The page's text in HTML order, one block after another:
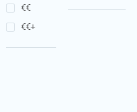
€‎€‎
€‎€‎+